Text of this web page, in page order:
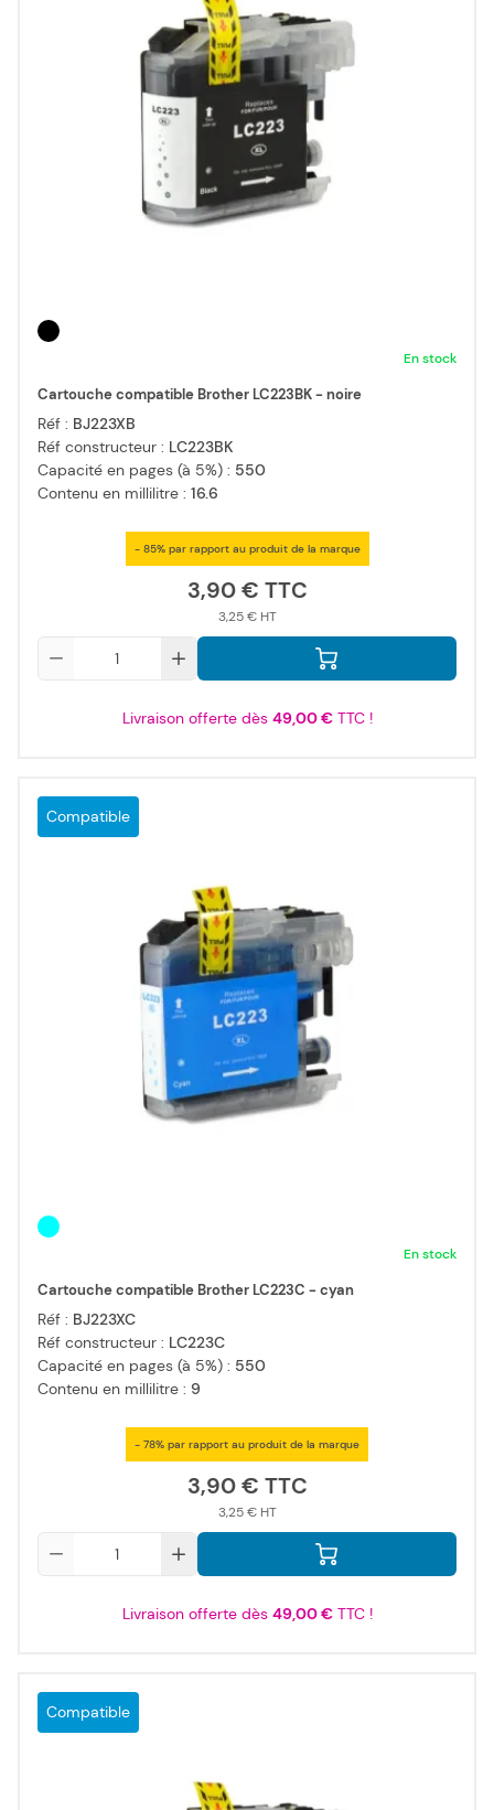
En stock
Cartouche compatible Brother LC223BK - noire
Réf : BJ223XB
Réf constructeur : LC223BK
Capacité en pages (à 5%) : 550
Contenu en millilitre : 16.6
- 85% par rapport au produit de la marque
3,90 €
3,25 €
Livraison offerte dès 49,00 €TTC !
Compatible
En stock
Cartouche compatible Brother LC223C - cyan
Réf : BJ223XC
Réf constructeur : LC223C
Capacité en pages (à 5%) : 550
Contenu en millilitre : 9
- 78% par rapport au produit de la marque
3,90 €
3,25 €
Livraison offerte dès 49,00 €TTC !
Compatible